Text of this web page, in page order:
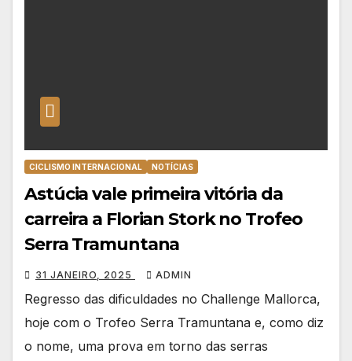
CICLISMO INTERNACIONAL NOTÍCIAS
Astúcia vale primeira vitória da
carreira a Florian Stork no Trofeo
Serra Tramuntana
31 JANEIRO, 2025 ADMIN
Regresso das dificuldades no Challenge Mallorca,
hoje com o Trofeo Serra Tramuntana e, como diz
o nome, uma prova em torno das serras